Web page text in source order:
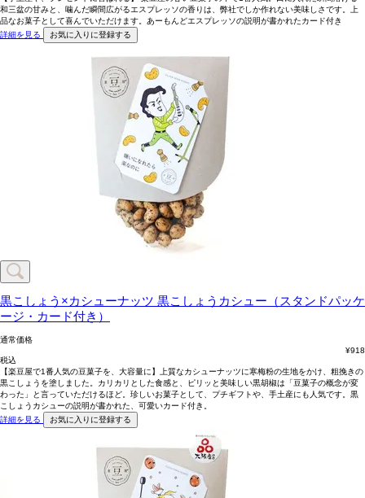
和三盆の甘みと、噛んだ瞬間広がるエスプレッソの香りは、弊社でしか作れない美味しさです。上
品なお菓子として喜んでいただけます。あーもんどエスプレッソの説明が書かれたカード付き
詳細を見る
お気に入りに登録する
黒こしょう×カシューナッツ 黒こしょうカシュー（スタンドパッケ
ージ・カード付き）
通常価格
¥918
税込
【楽豆屋で1番人気の豆菓子を、大容量に】上質なカシューナッツに寒梅粉の生地をかけ、粗挽きの
黒こしょうを塗しました。カリカリとした食感と、ピリッと美味しい黒胡椒は「豆菓子の概念が変
わった」と言っていただけるほど。珍しいお菓子として、プチギフトや、手土産にも人気です。黒
こしょうカシューの説明が書かれた、可愛いカード付き。
詳細を見る
お気に入りに登録する